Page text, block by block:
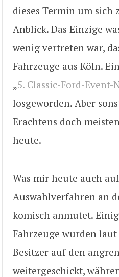
dieses Termin um
Anblick. Das Einzige
wenig vertreten war,
Fahrzeuge aus Köln.
„5. Classic-Ford-Event-
losgeworden. Aber
Erachtens doch
heute.
Was mir heute auch
Auswahlverfahren an
komisch anmutet.
Fahrzeuge wurden
Besitzer auf den
weitergeschickt,